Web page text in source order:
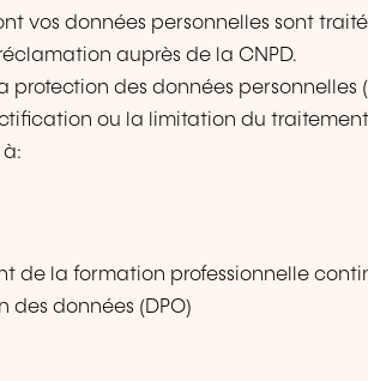
vos données personnelles sont
auprès de la CNPD.
protection des données personnelles
ou la limitation du
de la formation professionnelle
des données (DPO)